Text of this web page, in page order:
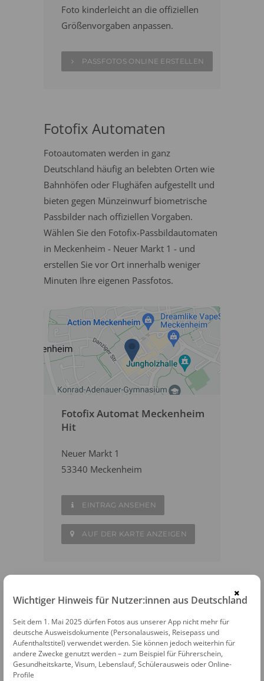
Foto kinderleicht an die offiziellen
Größenvorgaben anpassen.
PASSFOTOS ONLINE ERSTELLEN
Fotofix Automaten
Fotoautomaten werden in ganz
Deutschland häufig an belebten Orten wie
Bahnhöfen oder Flughäfen aufgestellt und
bieten gegen Münzeinwurf biometrische
Passbilder nach offiziellen Vorgaben.
Wählen Sie den Fotofix-Passbildautomaten
in Meckenheim - Neuer Markt 1 - und
erstellen Sie vor Ort innerhalb weniger
Minuten Ihre eigenen Passfotos.
Fotofix Automat Meckenheim
Hit
Neuer Markt 1
53340 Meckenheim
EINTRAG ANSEHEN
AUF DER KARTE ANZEIGEN
WEITERE FOTOAUTOMATEN IN DER
NÄHE
Rheinbach
×
Wichtiger Hinweis für Nutzer:innen aus Deutschland
Seit dem 1. Mai 2025 dürfen Fotos aus unserer App nicht mehr für
deutsche Ausweisdokumente (Personalausweis, Reisepass und
Aufenthaltstitel) verwendet werden. Sie können jedoch weiterhin für
andere Zwecke genutzt werden – zum Beispiel für Führerschein,
Gesundheitskarte, Visum, Lebenslauf, Schülerausweis oder Online-
Profile